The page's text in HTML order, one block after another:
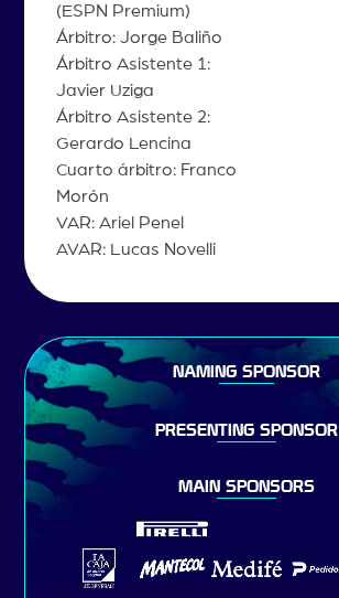
(ESPN Premium)
Árbitro: Jorge Baliño
Árbitro Asistente 1:
Javier Uziga
Árbitro Asistente 2:
Gerardo Lencina
Cuarto árbitro: Franco
Morón
VAR: Ariel Penel
AVAR: Lucas Novelli
NAMING SPONSOR
PRESENTING SPONSOR
MAIN SPONSORS